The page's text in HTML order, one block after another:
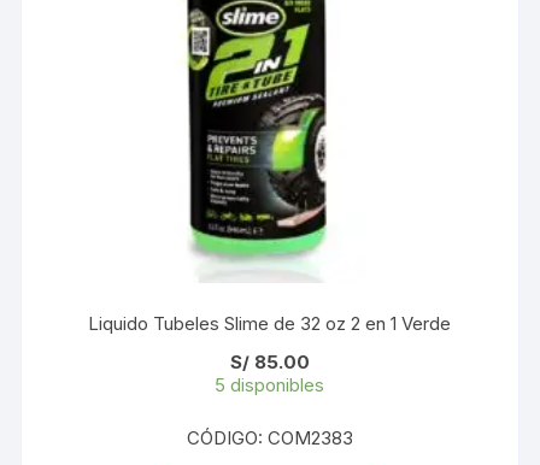
Liquido Tubeles Slime de 32 oz 2 en 1 Verde
S/85.00
5 disponibles
CÓDIGO: COM2383